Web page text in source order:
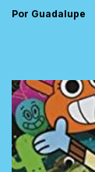
Por Guadalupe